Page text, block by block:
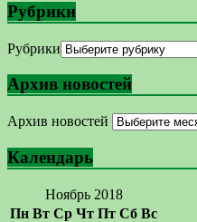
Рубрики
Рубрики
Архив новостей
Архив новостей
Календарь
Ноябрь 2018
Пн Вт Ср Чт Пт Сб Вс